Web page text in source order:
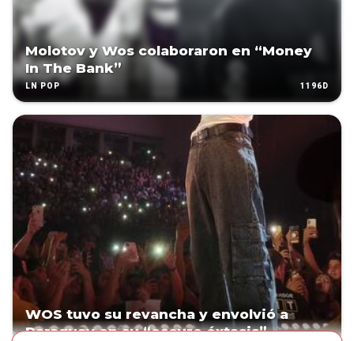
Molotov y Wos colaboraron en “Money
In The Bank”
LN POP 1196D
WOS tuvo su revancha y envolvió a
Paraguay en su “oscuro éxtasis”